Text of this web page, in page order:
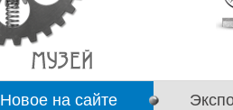
Новое на сайте